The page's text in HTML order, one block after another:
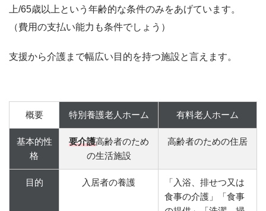
上/65歳以上という年齢的な条件のみをあげています。
（費用の支払い能力も条件でしょう）
支援から介護まで幅広い目的を持つ施設と言えます。
概要 特別養護老人ホーム 有料老人ホーム
基本的性
格
要介護高齢者のため
の生活施設
高齢者のための住居
目的 入居者の養護
「入浴、排せつ又は
食事の介護」「食事